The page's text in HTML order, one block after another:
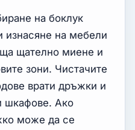
на боклук
изнасяне на мебели
щателно миене и
зони. Чистачите
врати дръжки и
шкафове. Ако
може да се